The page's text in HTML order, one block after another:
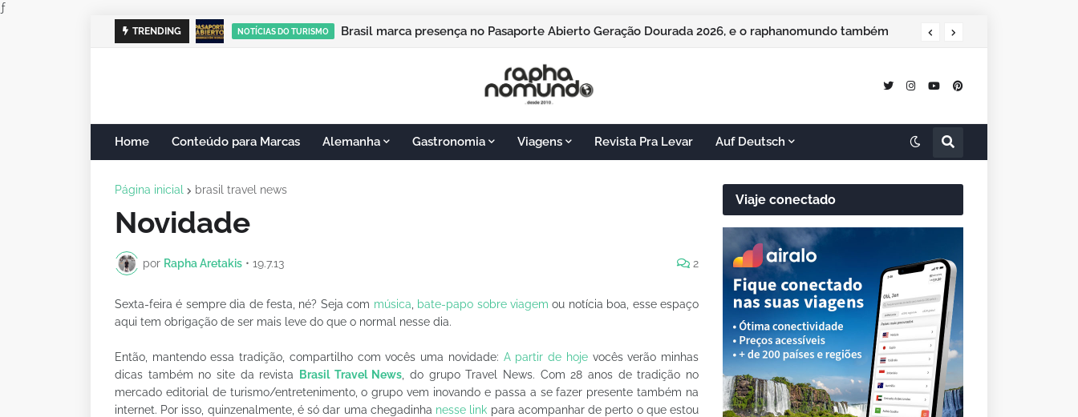
ƒ
TRENDING NOTÍCIAS DO TURISMO Brasil marca presença no Pasaporte Abierto Geração Dourada 2026, e o raphanomundo também
NOTÍCIAS DO TURISMO Campos do Jordão vai sediar o Pasaporte Abierto 2026 com edição especial de Natal
Home Conteúdo para Marcas Alemanha Gastronomia Viagens Revista Pra Levar Auf Deutsch
Página inicial brasil travel news
Novidade
por Rapha Aretakis • 19.7.13 2
Sexta-feira é sempre dia de festa, né? Seja com música bate-papo sobre viagem ou notícia boa, esse espaço
aqui tem obrigação de ser mais leve do que o normal nesse dia.
Então, mantendo essa tradição, compartilho com vocês uma novidade: A partir de hojevocês verão minhas
dicas também no site da revista
Brasil Travel News , do grupo Travel News. Com 28 anos de tradição no
mercado editorial de turismo/entretenimento, o grupo vem inovando e passa a se fazer presente também na
internet. Por isso, quinzenalmente, é só dar uma chegadinha nesse link para acompanhar de perto o que estou
Viaje conectado